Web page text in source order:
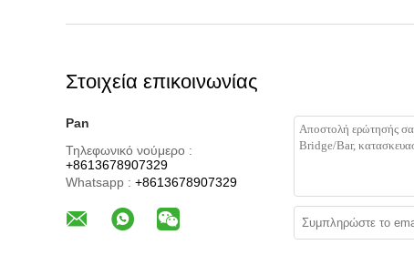
Στοιχεία επικοινωνίας
Pan
Τηλεφωνικό νούμερο :
+8613678907329
Whatsapp : +8613678907329